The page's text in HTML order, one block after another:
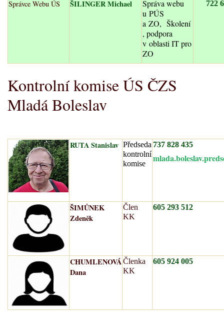
Správce Webu ÚS ŠILINGER Michael
Správa webu
u PÚS
a ZO, Školení
, podpora
v oblasti IT pro
ZO
722
Kontrolní komise ÚS ČZS
Mladá Boleslav
RUTA Stanislav Předseda
kontrolní
komise
737 828 435
ŠIMŮNEK
Zdeněk
Člen
KK
605 293 512
CHUMLENOVÁ
Dana
Členka
KK
605 924 005